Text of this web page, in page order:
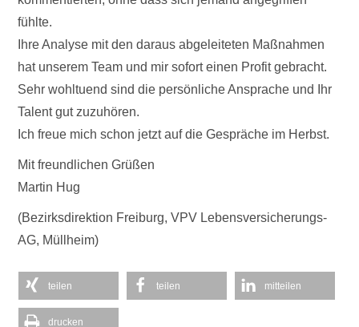
fühlte.
Ihre Analyse mit den daraus abgeleiteten Maßnahmen
hat unserem Team und mir sofort einen Profit gebracht.
Sehr wohltuend sind die persönliche Ansprache und Ihr
Talent gut zuzuhören.
Ich freue mich schon jetzt auf die Gespräche im Herbst.
Mit freundlichen Grüßen
Martin Hug
(Bezirksdirektion Freiburg, VPV Lebensversicherungs-
AG, Müllheim)
teilen teilen mitteilen
drucken